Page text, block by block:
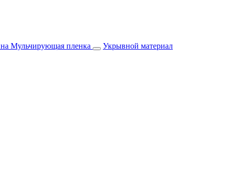
Мульчирующая пленка
Укрывной материал